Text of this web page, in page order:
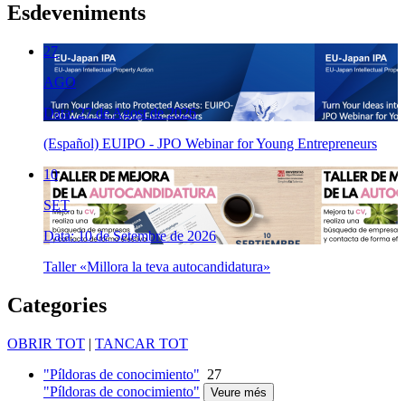
Esdeveniments
27
AGO
Data: 27 de Agost de 2026
(Español) EUIPO - JPO Webinar for Young Entrepreneurs
10
SET
Data: 10 de Setembre de 2026
Taller «Millora la teva autocandidatura»
Categories
OBRIR TOT | TANCAR TOT
"Píldoras de conocimiento" 27
"Píldoras de conocimiento"
Veure més